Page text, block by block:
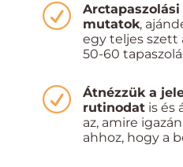
R
mutatok,
egy teljes szett
50-60
R
Átnézzük a
rutinodatis és
az, amire
ahhoz, hogy a